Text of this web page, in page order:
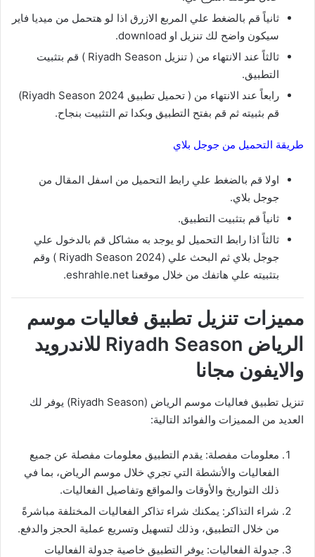
ثانياً قم بالضغط علي المربع الازرق اذا لو هتحمل من ميديا فاير
سيكون واضح لك تنزيل او download.
ثالثاً عند الانتهاء من ( تنزيل Riyadh Season ) قم بتثبيت
التطبيق.
رابعاً عند الانتهاء من ( تحميل تطبيق Riyadh Season 2024)
قم بثبيته ثم قم بفتح التطبيق وبكدا تم التثبيت بنجاح.
طريقة التحميل من جوجل بلاي
اولا قم بالضغط علي رابط التحميل من اسفل المقال من
جوجل بلاي.
ثانياً قم بتثبيت التطبيق.
ثالثاً اذا رابط التحميل لو يوجد به مشاكل قم بالدخول علي
جوجل بلاي ثم البحث علي (Riyadh Season 2024 ) وقم
بتثبيته علي هاتفك من خلال موقعنا eshrahle.net.
مميزات تنزيل تطبيق فعاليات موسم
الرياض Riyadh Season للاندرويد
والايفون مجانا
تنزيل تطبيق فعاليات موسم الرياض (Riyadh Season) يوفر لك
العديد من المميزات والفوائد التالية:
معلومات مفصلة: يقدم التطبيق معلومات مفصلة عن جميع
الفعاليات والأنشطة التي تجري خلال موسم الرياض، بما في
ذلك التواريخ والأوقات والمواقع وتفاصيل الفعاليات.
شراء التذاكر: يمكنك شراء تذاكر الفعاليات المختلفة مباشرةً
من خلال التطبيق، وذلك لتسهيل وتسريع عملية الحجز والدفع.
جدولة الفعاليات: يوفر التطبيق خاصية جدولة الفعاليات